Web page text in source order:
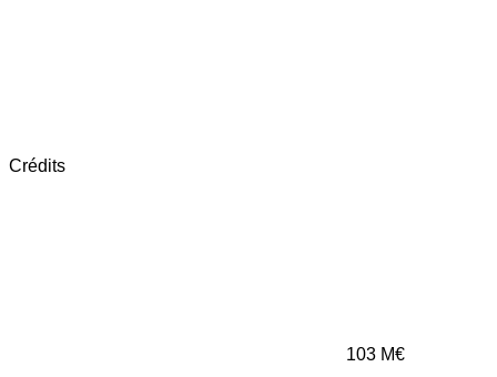
Crédits
103 M€